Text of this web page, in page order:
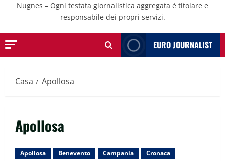
Nugnes – Ogni testata giornalistica aggregata è titolare e
responsabile dei propri servizi.
EURO JOURNALIST
Casa Apollosa
Apollosa
Apollosa Benevento Campania
Cronaca